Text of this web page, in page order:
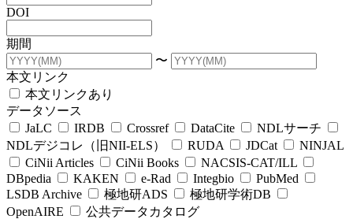
DOI
期間
〜
本文リンク
本文リンクあり
データソース
JaLC
IRDB Crossref DataCite
NDLサーチ
NDLデジコレ（旧NII-ELS）
RUDA JDCat
NINJAL
CiNii Articles
CiNii Books
NACSIS-CAT/ILL
DBpedia
KAKEN e-Rad Integbio
PubMed
LSDB Archive
極地研ADS
極地研学術DB
OpenAIRE
公共データカタログ